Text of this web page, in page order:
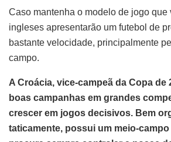
Caso mantenha o modelo de jogo que
ingleses apresentarão um futebol de
bastante velocidade, principalmente
campo.
A Croácia, vice-campeã da Copa de
boas campanhas em grandes
crescer em jogos decisivos. Bem
taticamente, possui um meio-